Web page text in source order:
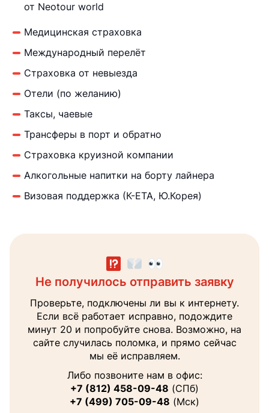
от Neotour world
Медицинская страховка
Международный перелёт
Страховка от невыезда
Отели (по желанию)
Таксы, чаевые
Трансферы в порт и обратно
Страховка круизной компании
Алкогольные напитки на борту лайнера
Визовая поддержка (К-ЕТА, Ю.Корея)
Получите консультацию
Наш менеджер поможет вам с выбором тура
и ответит на все интересующие вопросы.
Заявка направлена менеджеру
В ближайшее время перезвоним на
указанный вами номер
Не получилось отправить заявку
Проверьте, подключены ли вы к интернету.
Если всё работает исправно, подождите
минут 20 и попробуйте снова. Возможно, на
сайте случилась поломка, и прямо сейчас
мы её исправляем.
Либо позвоните нам в офис:
+7 (812) 458-09-48 (СПб)
+7 (499) 705-09-48 (Мск)